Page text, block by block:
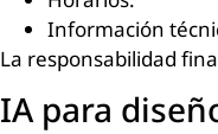
Información
La responsabilidad
IA para